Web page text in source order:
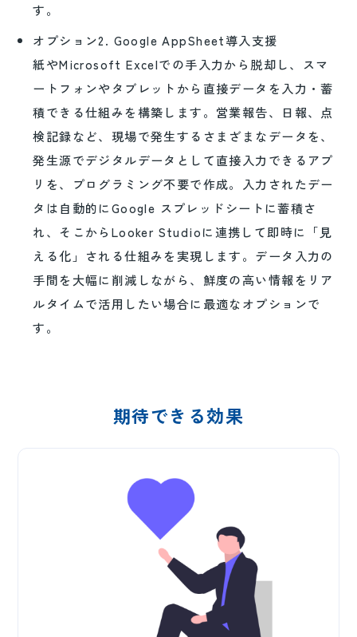
す。
オプション2. Google AppSheet導入支援
紙やMicrosoft Excelでの手入力から脱却し、スマ
ートフォンやタブレットから直接データを入力・蓄
積できる仕組みを構築します。営業報告、日報、点
検記録など、現場で発生するさまざまなデータを、
発生源でデジタルデータとして直接入力できるアプ
リを、プログラミング不要で作成。入力されたデー
タは自動的にGoogle スプレッドシートに蓄積さ
れ、そこからLooker Studioに連携して即時に「見
える化」される仕組みを実現します。データ入力の
手間を大幅に削減しながら、鮮度の高い情報をリア
ルタイムで活用したい場合に最適なオプションで
す。
期待できる効果